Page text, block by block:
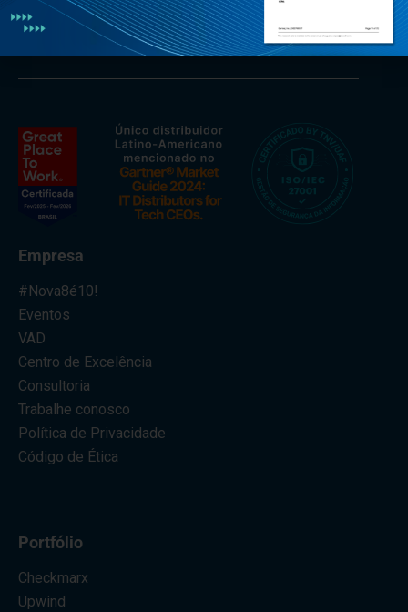
contato@nova8.com.br
Fale com a Nova8 pelo WhatsApp
Empresa
#Nova8é10!
Eventos
VAD
Centro de Excelência
Consultoria
Trabalhe conosco
Política de Privacidade
Código de Ética
Portfólio
Checkmarx
Upwind